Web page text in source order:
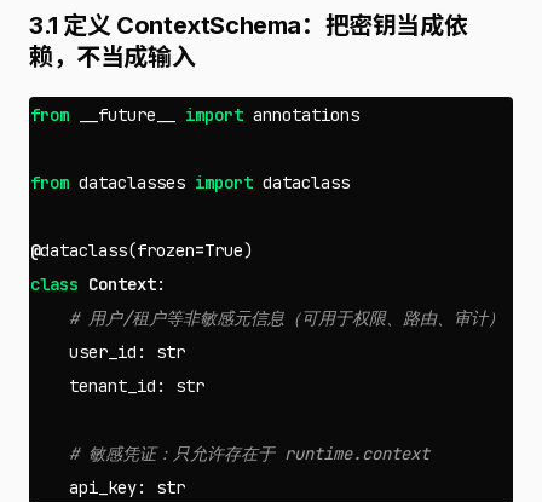
3.1 定义 ContextSchema：把密钥当成依
赖，不当成输入
from __future__ import annotations
from dataclasses import dataclass
@dataclass(frozen=True)
class Context:
user_id :
str
tenant_id : str
api_key: str